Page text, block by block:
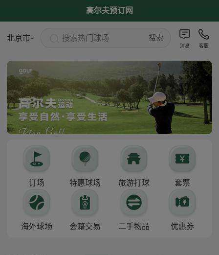
高尔夫预订网
北京市 搜索热门球场 搜索
消息 客服
订场 特惠球场 旅游打球 套票
海外球场 会籍交易 二手物品 优惠券